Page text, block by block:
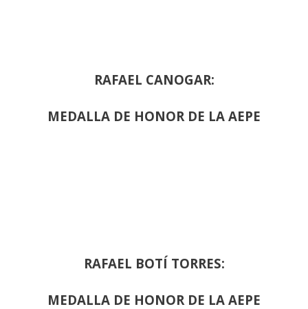
RAFAEL CANOGAR:
MEDALLA DE HONOR DE LA AEPE
RAFAEL BOTÍ TORRES:
MEDALLA DE HONOR DE LA AEPE